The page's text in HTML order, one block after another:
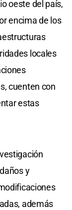
oeste del país,
encima de los
locales
cuenten con
estas
y
además